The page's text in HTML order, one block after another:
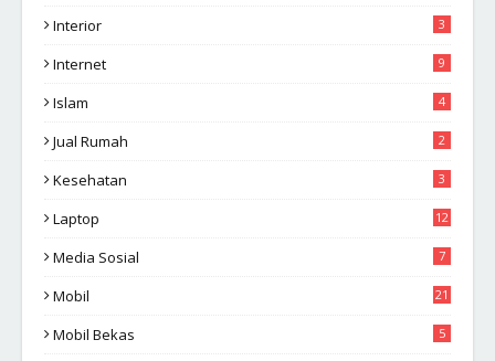
Interior 3
Internet 9
Islam 4
Jual Rumah 2
Kesehatan 3
Laptop 12
Media Sosial 7
Mobil 21
Mobil Bekas 5